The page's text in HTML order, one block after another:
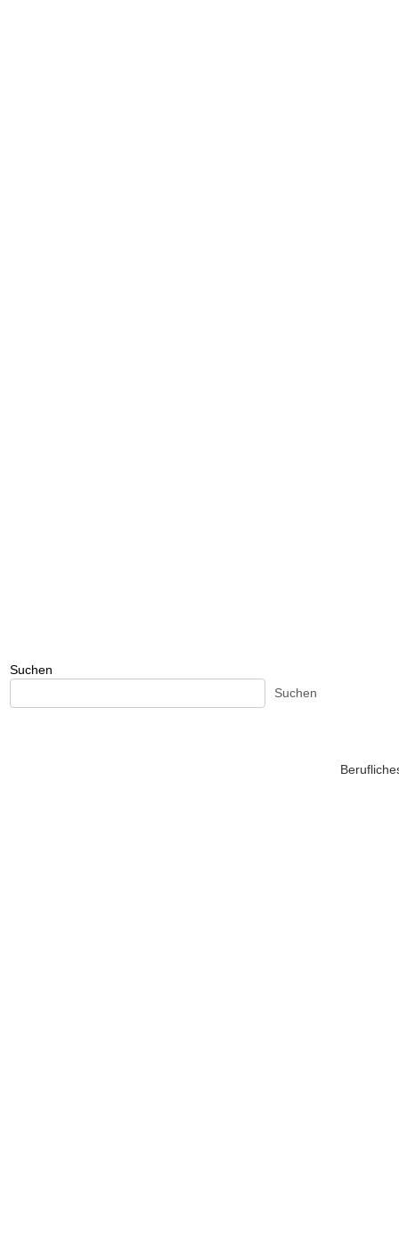
Suchen
Suchen